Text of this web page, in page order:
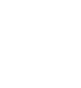
Privacy policy -